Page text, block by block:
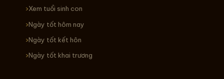
Xem tuổi sinh con
Ngày tốt hôm nay
Ngày tốt kết hôn
Ngày tốt khai trương